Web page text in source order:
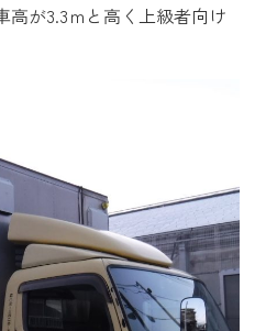
高が3.3ｍと高く上級者向け